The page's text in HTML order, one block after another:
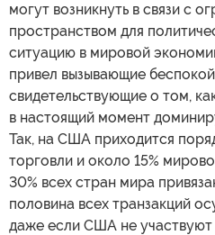
могут возникнуть в связи с
пространством для
ситуацию в мировой
привел вызывающие
свидетельствующие о том,
в настоящий момент
Так, на США приходится
торговли и около 15%
30% всех стран мира
половина всех транзакций
даже если США не участвуют